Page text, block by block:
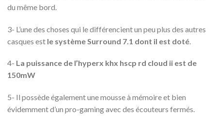
du même bord.
3- L’une des choses qui le différencient un peu plus des autres
casques est le système Surround 7.1 dont il est doté
4- La puissance de l’hyperx khx hscp rd cloud ii est de
150mW
5- Il possède également une mousse à mémoire et bien
évidemment d’un pro-gaming avec des écouteurs fermés.